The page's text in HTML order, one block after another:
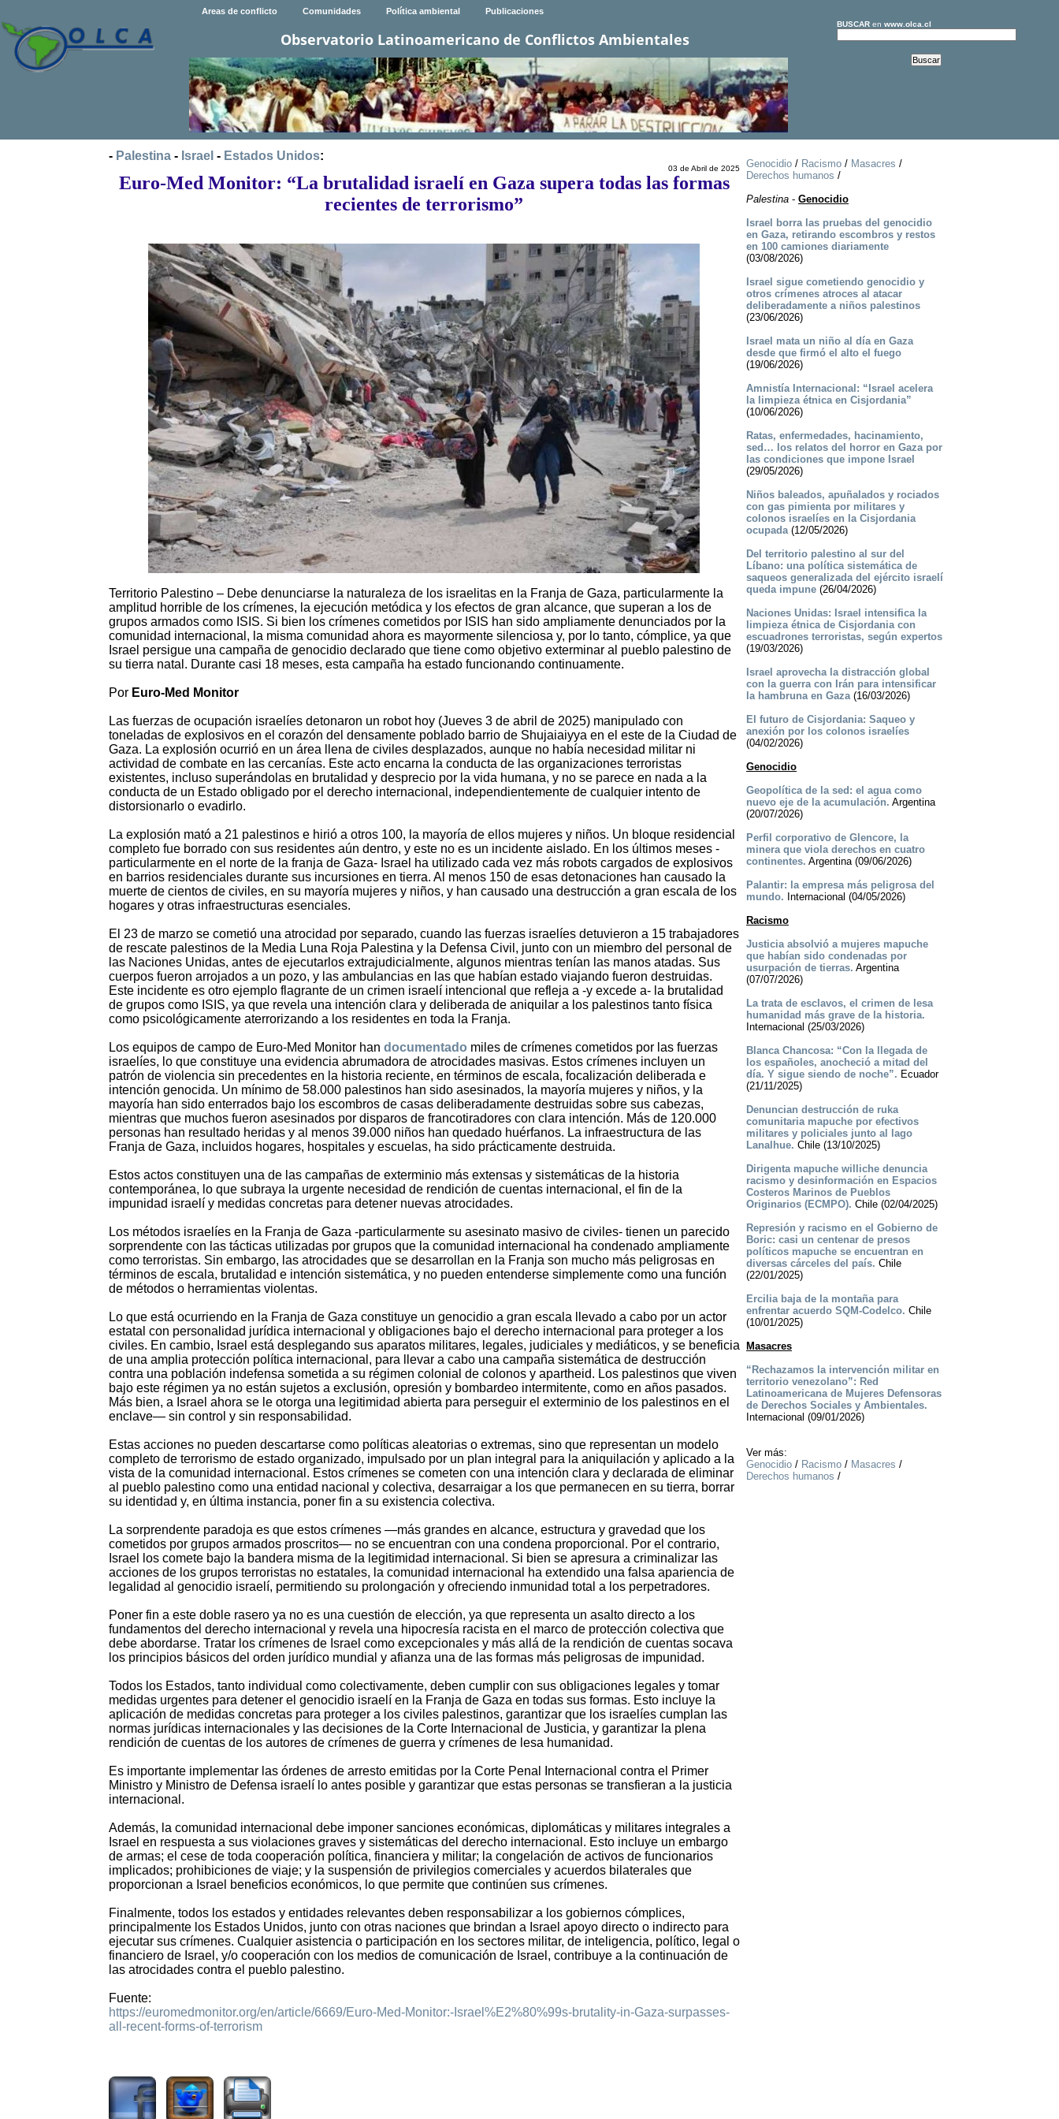
Areas de conflicto Comunidades Política ambiental Publicaciones
Observatorio Latinoamericano de Conflictos Ambientales
BUSCARen www.olca.cl
- Palestina - Israel - Estados Unidos:
03 de Abril de 2025
Euro-Med Monitor: “La brutalidad israelí en Gaza supera todas las formas
recientes de terrorismo”
Territorio Palestino – Debe denunciarse la naturaleza de los israelitas en la Franja de Gaza, particularmente la
amplitud horrible de los crímenes, la ejecución metódica y los efectos de gran alcance, que superan a los de
grupos armados como ISIS. Si bien los crímenes cometidos por ISIS han sido ampliamente denunciados por la
comunidad internacional, la misma comunidad ahora es mayormente silenciosa y, por lo tanto, cómplice, ya que
Israel persigue una campaña de genocidio declarado que tiene como objetivo exterminar al pueblo palestino de
su tierra natal. Durante casi 18 meses, esta campaña ha estado funcionando continuamente.
Por Euro-Med Monitor
Las fuerzas de ocupación israelíes detonaron un robot hoy (Jueves 3 de abril de 2025) manipulado con
toneladas de explosivos en el corazón del densamente poblado barrio de Shujaiaiyya en el este de la Ciudad de
Gaza. La explosión ocurrió en un área llena de civiles desplazados, aunque no había necesidad militar ni
actividad de combate en las cercanías. Este acto encarna la conducta de las organizaciones terroristas
existentes, incluso superándolas en brutalidad y desprecio por la vida humana, y no se parece en nada a la
conducta de un Estado obligado por el derecho internacional, independientemente de cualquier intento de
distorsionarlo o evadirlo.
La explosión mató a 21 palestinos e hirió a otros 100, la mayoría de ellos mujeres y niños. Un bloque residencial
completo fue borrado con sus residentes aún dentro, y este no es un incidente aislado. En los últimos meses -
particularmente en el norte de la franja de Gaza- Israel ha utilizado cada vez más robots cargados de explosivos
en barrios residenciales durante sus incursiones en tierra. Al menos 150 de esas detonaciones han causado la
muerte de cientos de civiles, en su mayoría mujeres y niños, y han causado una destrucción a gran escala de los
hogares y otras infraestructuras esenciales.
El 23 de marzo se cometió una atrocidad por separado, cuando las fuerzas israelíes detuvieron a 15 trabajadores
de rescate palestinos de la Media Luna Roja Palestina y la Defensa Civil, junto con un miembro del personal de
las Naciones Unidas, antes de ejecutarlos extrajudicialmente, algunos mientras tenían las manos atadas. Sus
cuerpos fueron arrojados a un pozo, y las ambulancias en las que habían estado viajando fueron destruidas.
Este incidente es otro ejemplo flagrante de un crimen israelí intencional que refleja a -y excede a- la brutalidad
de grupos como ISIS, ya que revela una intención clara y deliberada de aniquilar a los palestinos tanto física
como psicológicamente aterrorizando a los residentes en toda la Franja.
Los equipos de campo de Euro-Med Monitor han documentado miles de crímenes cometidos por las fuerzas
israelíes, lo que constituye una evidencia abrumadora de atrocidades masivas. Estos crímenes incluyen un
patrón de violencia sin precedentes en la historia reciente, en términos de escala, focalización deliberada e
intención genocida. Un mínimo de 58.000 palestinos han sido asesinados, la mayoría mujeres y niños, y la
mayoría han sido enterrados bajo los escombros de casas deliberadamente destruidas sobre sus cabezas,
mientras que muchos fueron asesinados por disparos de francotiradores con clara intención. Más de 120.000
personas han resultado heridas y al menos 39.000 niños han quedado huérfanos. La infraestructura de las
Franja de Gaza, incluidos hogares, hospitales y escuelas, ha sido prácticamente destruida.
Estos actos constituyen una de las campañas de exterminio más extensas y sistemáticas de la historia
contemporánea, lo que subraya la urgente necesidad de rendición de cuentas internacional, el fin de la
impunidad israelí y medidas concretas para detener nuevas atrocidades.
Los métodos israelíes en la Franja de Gaza -particularmente su asesinato masivo de civiles- tienen un parecido
sorprendente con las tácticas utilizadas por grupos que la comunidad internacional ha condenado ampliamente
como terroristas. Sin embargo, las atrocidades que se desarrollan en la Franja son mucho más peligrosas en
términos de escala, brutalidad e intención sistemática, y no pueden entenderse simplemente como una función
de métodos o herramientas violentas.
Lo que está ocurriendo en la Franja de Gaza constituye un genocidio a gran escala llevado a cabo por un actor
estatal con personalidad jurídica internacional y obligaciones bajo el derecho internacional para proteger a los
civiles. En cambio, Israel está desplegando sus aparatos militares, legales, judiciales y mediáticos, y se beneficia
de una amplia protección política internacional, para llevar a cabo una campaña sistemática de destrucción
contra una población indefensa sometida a su régimen colonial de colonos y apartheid. Los palestinos que viven
bajo este régimen ya no están sujetos a exclusión, opresión y bombardeo intermitente, como en años pasados.
Más bien, a Israel ahora se le otorga una legitimidad abierta para perseguir el exterminio de los palestinos en el
enclave— sin control y sin responsabilidad.
Estas acciones no pueden descartarse como políticas aleatorias o extremas, sino que representan un modelo
completo de terrorismo de estado organizado, impulsado por un plan integral para la aniquilación y aplicado a la
vista de la comunidad internacional. Estos crímenes se cometen con una intención clara y declarada de eliminar
al pueblo palestino como una entidad nacional y colectiva, desarraigar a los que permanecen en su tierra, borrar
su identidad y, en última instancia, poner fin a su existencia colectiva.
La sorprendente paradoja es que estos crímenes —más grandes en alcance, estructura y gravedad que los
cometidos por grupos armados proscritos— no se encuentran con una condena proporcional. Por el contrario,
Israel los comete bajo la bandera misma de la legitimidad internacional. Si bien se apresura a criminalizar las
acciones de los grupos terroristas no estatales, la comunidad internacional ha extendido una falsa apariencia de
legalidad al genocidio israelí, permitiendo su prolongación y ofreciendo inmunidad total a los perpetradores.
Poner fin a este doble rasero ya no es una cuestión de elección, ya que representa un asalto directo a los
fundamentos del derecho internacional y revela una hipocresía racista en el marco de protección colectiva que
debe abordarse. Tratar los crímenes de Israel como excepcionales y más allá de la rendición de cuentas socava
los principios básicos del orden jurídico mundial y afianza una de las formas más peligrosas de impunidad.
Todos los Estados, tanto individual como colectivamente, deben cumplir con sus obligaciones legales y tomar
medidas urgentes para detener el genocidio israelí en la Franja de Gaza en todas sus formas. Esto incluye la
aplicación de medidas concretas para proteger a los civiles palestinos, garantizar que los israelíes cumplan las
normas jurídicas internacionales y las decisiones de la Corte Internacional de Justicia, y garantizar la plena
rendición de cuentas de los autores de crímenes de guerra y crímenes de lesa humanidad.
Es importante implementar las órdenes de arresto emitidas por la Corte Penal Internacional contra el Primer
Ministro y Ministro de Defensa israelí lo antes posible y garantizar que estas personas se transfieran a la justicia
internacional.
Además, la comunidad internacional debe imponer sanciones económicas, diplomáticas y militares integrales a
Israel en respuesta a sus violaciones graves y sistemáticas del derecho internacional. Esto incluye un embargo
de armas; el cese de toda cooperación política, financiera y militar; la congelación de activos de funcionarios
implicados; prohibiciones de viaje; y la suspensión de privilegios comerciales y acuerdos bilaterales que
proporcionan a Israel beneficios económicos, lo que permite que continúen sus crímenes.
Finalmente, todos los estados y entidades relevantes deben responsabilizar a los gobiernos cómplices,
principalmente los Estados Unidos, junto con otras naciones que brindan a Israel apoyo directo o indirecto para
ejecutar sus crímenes. Cualquier asistencia o participación en los sectores militar, de inteligencia, político, legal o
financiero de Israel, y/o cooperación con los medios de comunicación de Israel, contribuye a la continuación de
las atrocidades contra el pueblo palestino.
Fuente:
https://euromedmonitor.org/en/article/6669/Euro-Med-Monitor:-Israel%E2%80%99s-brutality-in-Gaza-surpasses-
all-recent-forms-of-terrorism
Genocidio/ Racismo/ Masacres /
Derechos humanos /
Palestina- Genocidio
Israel borra las pruebas del genocidio
en Gaza, retirando escombros y restos
en 100 camiones diariamente
(03/08/2026)
Israel sigue cometiendo genocidio y
otros crímenes atroces al atacar
deliberadamente a niños palestinos
(23/06/2026)
Israel mata un niño al día en Gaza
desde que firmó el alto el fuego
(19/06/2026)
Amnistía Internacional: “Israel acelera
la limpieza étnica en Cisjordania”
(10/06/2026)
Ratas, enfermedades, hacinamiento,
sed… los relatos del horror en Gaza por
las condiciones que impone Israel
(29/05/2026)
Niños baleados, apuñalados y rociados
con gas pimienta por militares y
colonos israelíes en la Cisjordania
ocupada(12/05/2026)
Del territorio palestino al sur del
Líbano: una política sistemática de
saqueos generalizada del ejército israelí
queda impune(26/04/2026)
Naciones Unidas: Israel intensifica la
limpieza étnica de Cisjordania con
escuadrones terroristas, según expertos
(19/03/2026)
Israel aprovecha la distracción global
con la guerra con Irán para intensificar
la hambruna en Gaza(16/03/2026)
El futuro de Cisjordania: Saqueo y
anexión por los colonos israelíes
(04/02/2026)
Genocidio
Geopolítica de la sed: el agua como
nuevo eje de la acumulación. Argentina
(20/07/2026)
Perfil corporativo de Glencore, la
minera que viola derechos en cuatro
continentes. Argentina (09/06/2026)
Palantir: la empresa más peligrosa del
mundo. Internacional (04/05/2026)
Racismo
Justicia absolvió a mujeres mapuche
que habían sido condenadas por
usurpación de tierras. Argentina
(07/07/2026)
La trata de esclavos, el crimen de lesa
humanidad más grave de la historia.
Internacional (25/03/2026)
Blanca Chancosa: “Con la llegada de
los españoles, anocheció a mitad del
día. Y sigue siendo de noche”. Ecuador
(21/11/2025)
Denuncian destrucción de ruka
comunitaria mapuche por efectivos
militares y policiales junto al lago
Lanalhue. Chile (13/10/2025)
Dirigenta mapuche williche denuncia
racismo y desinformación en Espacios
Costeros Marinos de Pueblos
Originarios (ECMPO). Chile (02/04/2025)
Represión y racismo en el Gobierno de
Boric: casi un centenar de presos
políticos mapuche se encuentran en
diversas cárceles del país. Chile
(22/01/2025)
Ercilia baja de la montaña para
enfrentar acuerdo SQM-Codelco. Chile
(10/01/2025)
Masacres
“Rechazamos la intervención militar en
territorio venezolano”: Red
Latinoamericana de Mujeres Defensoras
de Derechos Sociales y Ambientales.
Internacional (09/01/2026)
Ver más:
Genocidio/ Racismo/ Masacres /
Derechos humanos /